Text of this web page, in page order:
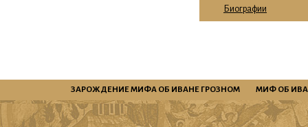
Биографии
ЗАРОЖДЕНИЕ МИФА ОБ ИВАНЕ ГРОЗНОМ МИФ ОБ